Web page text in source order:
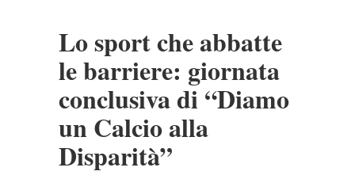
Lo sport che abbatte
le barriere: giornata
conclusiva di “Diamo
un Calcio alla
Disparità”